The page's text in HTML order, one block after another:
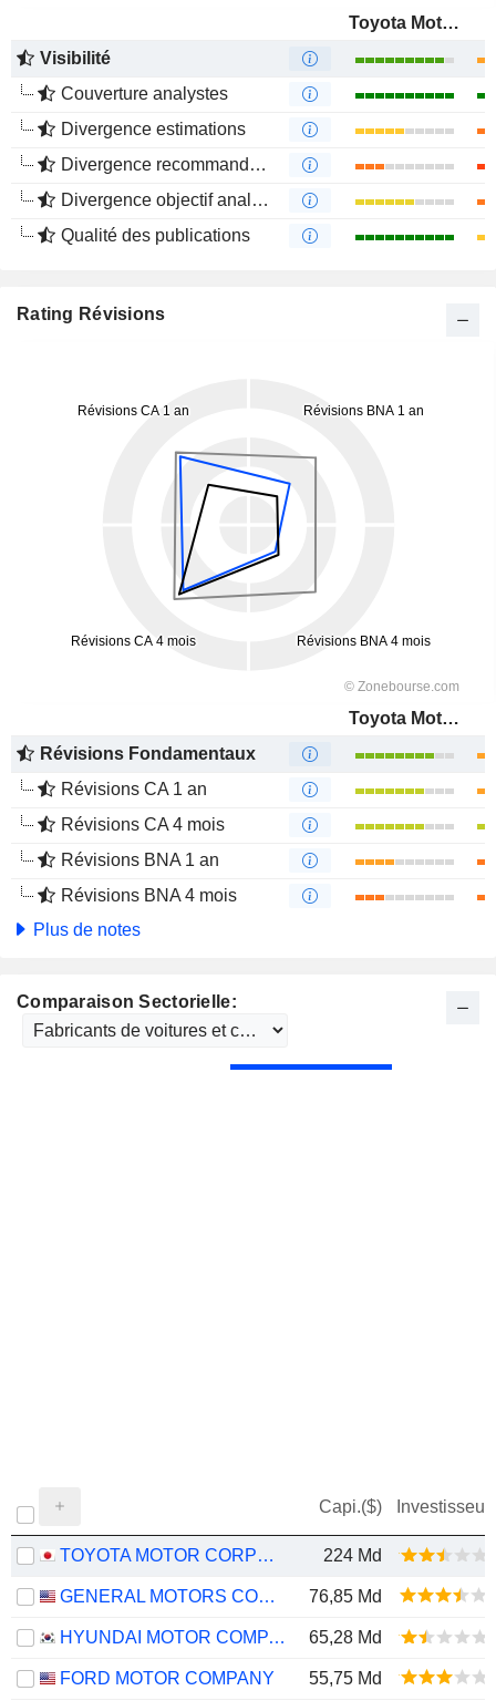
Toyota Motor Corporation
Visibilité
Couverture analystes
Divergence estimations
Divergence recommandations analystes
Divergence objectif analystes
Qualité des publications
Rating Révisions
Toyota Motor Corporation
Révisions Fondamentaux
Révisions CA 1 an
Révisions CA 4 mois
Révisions BNA 1 an
Révisions BNA 4 mois
Plus de notes
Comparaison Sectorielle:
Capi.($) Investisseur
TOYOTA MOTOR CORPORATION 224 Md
GENERAL MOTORS COMPANY 76,85 Md
HYUNDAI MOTOR COMPANY 65,28 Md
FORD MOTOR COMPANY 55,75 Md